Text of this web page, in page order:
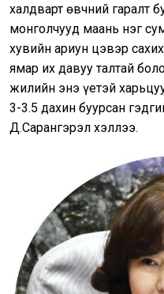
халдварт өвчний гаралт
монголчууд маань нэг
хувийн ариун цэвэр
ямар их давуу талтай
жилийн энэ үетэй
3-3.5 дахин буурсан
Д.Сарангэрэл хэллээ.